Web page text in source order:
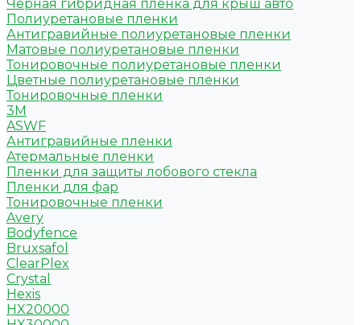
Черная гибридная пленка для крыш авто
Полиуретановые пленки
Антигравийные полиуретановые пленки
Матовые полиуретановые пленки
Тонировочные полиуретановые пленки
Цветные полиуретановые пленки
Тонировочные пленки
3M
ASWF
Антигравийные пленки
Атермальные пленки
Пленки для защиты лобового стекла
Пленки для фар
Тонировочные пленки
Avery
Bodyfence
Bruxsafol
ClearPlex
Crystal
Hexis
HX20000